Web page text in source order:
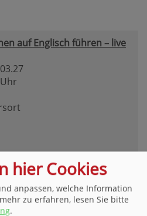
auf Englisch führen – live
hier Cookies
anpassen, welche Information
zu erfahren, lesen Sie bitte
.